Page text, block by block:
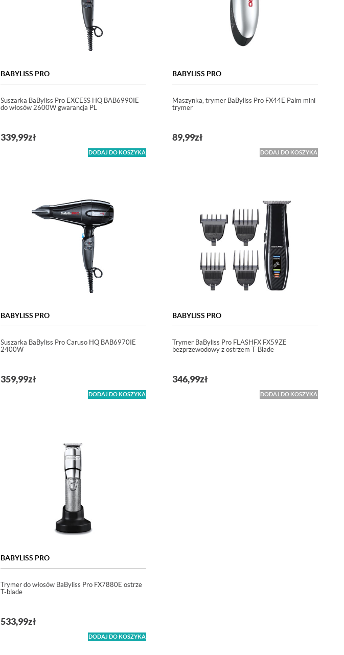
BABYLISS PRO
Suszarka BaByliss Pro EXCESS HQ BAB6990IE
do włosów 2600W gwarancja PL
339,99zł
DODAJ DO KOSZYKA
BABYLISS PRO
Maszynka, trymer BaByliss Pro FX44E Palm mini
trymer
89,99zł
DODAJ DO KOSZYKA
BABYLISS PRO
Suszarka BaByliss Pro Caruso HQ BAB6970IE
2400W
359,99zł
DODAJ DO KOSZYKA
BABYLISS PRO
Trymer BaByliss Pro FLASHFX FX59ZE
bezprzewodowy z ostrzem T-Blade
346,99zł
DODAJ DO KOSZYKA
BABYLISS PRO
Trymer do włosów BaByliss Pro FX7880E ostrze
T-blade
533,99zł
DODAJ DO KOSZYKA